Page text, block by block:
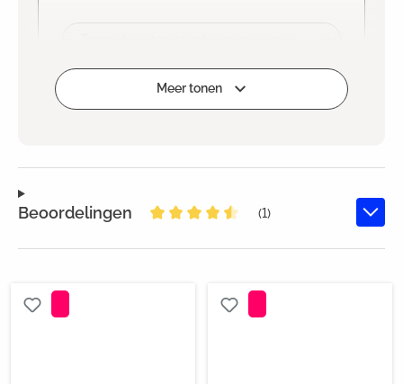
Meer tonen
Beoordelingen
(1)